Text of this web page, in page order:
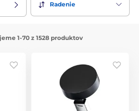
Radenie
1-70 z 1528 produktov